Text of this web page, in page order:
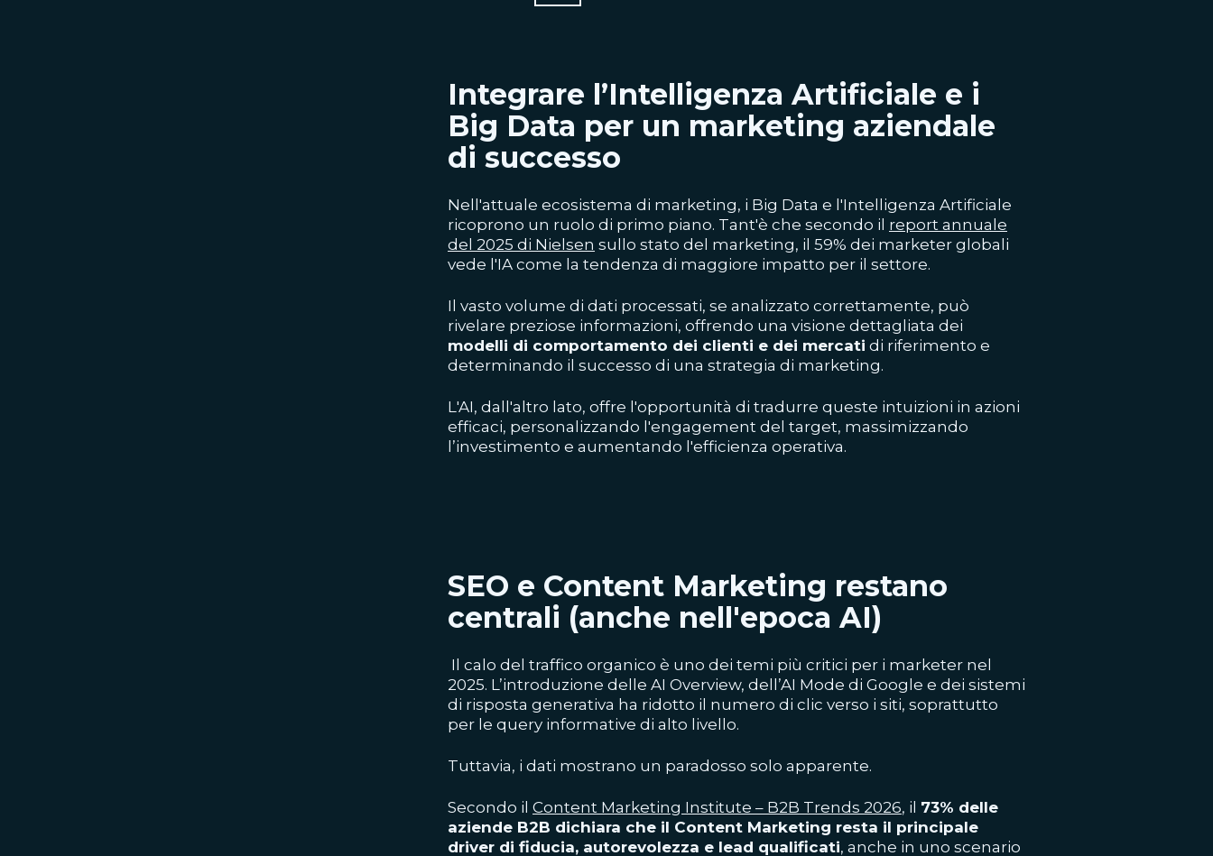
Integrare l’Intelligenza Artificiale e i
Big Data per un marketing aziendale
di successo
Nell'attuale ecosistema di marketing, i Big Data e l'Intelligenza Artificiale
ricoprono un ruolo di primo piano. Tant'è che secondo il report annuale
del 2025 di Nielsen sullo stato del marketing, il 59% dei marketer globali
vede l'IA come la tendenza di maggiore impatto per il settore.
Il vasto volume di dati processati, se analizzato correttamente, può
rivelare preziose informazioni, offrendo una visione dettagliata dei
modelli di comportamento dei clienti e dei mercati di riferimento e
determinando il successo di una strategia di marketing.
L'AI, dall'altro lato, offre l'opportunità di tradurre queste intuizioni in azioni
efficaci, personalizzando l'engagement del target, massimizzando
l’investimento e aumentando l'efficienza operativa.
SEO e Content Marketing restano
centrali (anche nell'epoca AI)
Il calo del traffico organico è uno dei temi più critici per i marketer nel
2025. L’introduzione delle AI Overview, dell’AI Mode di Google e dei sistemi
di risposta generativa ha ridotto il numero di clic verso i siti, soprattutto
per le query informative di alto livello.
Tuttavia, i dati mostrano un paradosso solo apparente.
Secondo il Content Marketing Institute – B2B Trends 2026, il 73% delle
aziende B2B dichiara che il Content Marketing resta il principale
driver di fiducia, autorevolezza e lead qualificati, anche in uno scenario